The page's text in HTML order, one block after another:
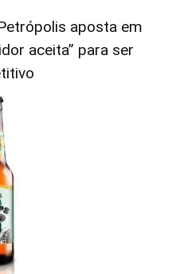
aposta em
aceita” para ser